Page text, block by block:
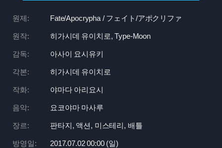
원제: Fate/Apocrypha / フェイト/アポクリファ
원작: 히가시데 유이치로, Type-Moon
감독: 아사이 요시유키
각본: 히가시데 유이치로
작화: 야마다 아리요시
음악: 요코야마 마사루
장르: 판타지, 액션, 미스테리, 배틀
방영일: 2017.07.02 00:00 (일)